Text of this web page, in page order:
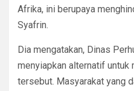
Afrika, ini berupaya
Syafrin.
Dia mengatakan, Dinas
menyiapkan alternatif untuk
tersebut. Masyarakat yang